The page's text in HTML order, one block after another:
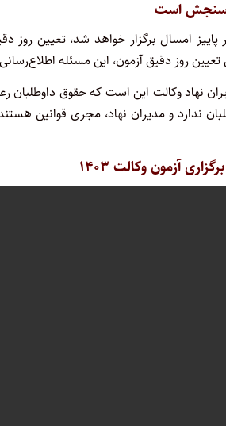
سنجش است
با اعلام این خبر که آزمون وکالت سال ۱۴۰۳ در پاییز امسال
روز دقیق آزمون، این مسئله
نهاد وکالت این است که حقوق داوطلبان
ندارد و مدیران نهاد، مجری قوانین
آزمون وکالت ۱۴۰۳